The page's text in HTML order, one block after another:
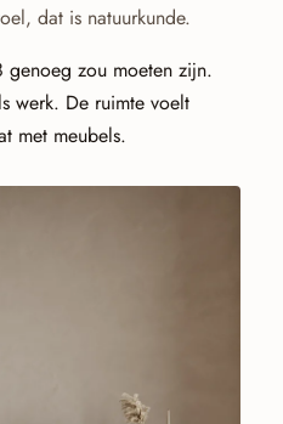
dat is natuurkunde.
zou moeten zijn.
werk. De ruimte voelt
met meubels.